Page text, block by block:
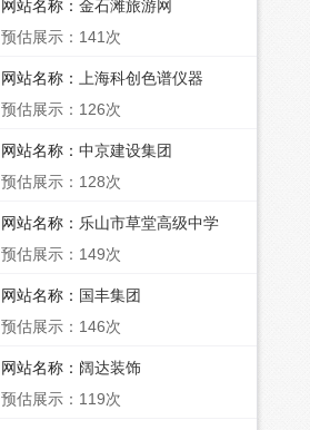
网站名称： 金石滩旅游网
预估展示：141次
网站名称：
上海科创色谱仪器
预估展示：126次
网站名称： 中京建设集团
预估展示：128次
网站名称： 乐山市草堂高级中学
预估展示：149次
网站名称： 国丰集团
预估展示：146次
网站名称： 阔达装饰
预估展示：119次